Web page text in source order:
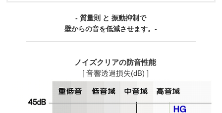
- 質量則 と 振動抑制で
壁からの音を低減させます。-
ノイズクリアの防音性能
[ 音響透過損失(dB) ]